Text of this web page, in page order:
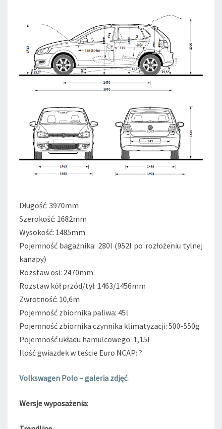
Długość: 3970mm
Szerokość: 1682mm
Wysokość: 1485mm
Pojemność bagażnika: 280l (952l po rozłożeniu tylnej
kanapy)
Rozstaw osi: 2470mm
Rozstaw kół przód/tył: 1463/1456mm
Zwrotność: 10,6m
Pojemność zbiornika paliwa: 45l
Pojemność zbiornika czynnika klimatyzacji: 500-550g
Pojemność układu hamulcowego: 1,15l
Ilość gwiazdek w teście Euro NCAP: ?
Volkswagen Polo – galeria zdjęć.
Wersje wyposażenia: